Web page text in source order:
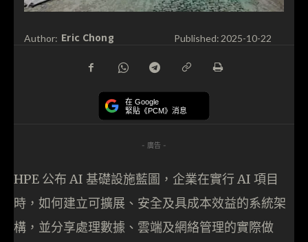
Author: Eric Chong Published: 2025-10-22
在 Google
緊貼《PCM》消息
- 廣告 -
HPE 公布 AI 基礎設施藍圖，企業在實行 AI 項目
時，如何建立可擴展、安全及具成本效益的系統架
構，並分享處理數據、雲端及網絡管理的實際做